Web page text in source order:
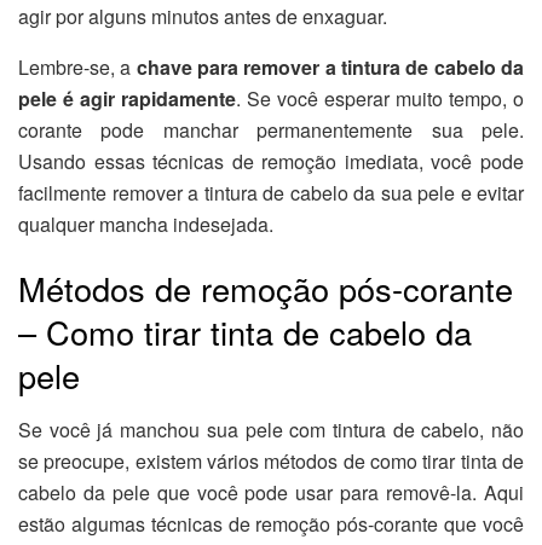
agir por alguns minutos antes de enxaguar.
Lembre-se, a chave para remover a tintura de cabelo da
pele é agir rapidamente. Se você esperar muito tempo, o
corante pode manchar permanentemente sua pele.
Usando essas técnicas de remoção imediata, você pode
facilmente remover a tintura de cabelo da sua pele e evitar
qualquer mancha indesejada.
Métodos de remoção pós-corante
– Como tirar tinta de cabelo da
pele
Se você já manchou sua pele com tintura de cabelo, não
se preocupe, existem vários métodos de como tirar tinta de
cabelo da pele que você pode usar para removê-la. Aqui
estão algumas técnicas de remoção pós-corante que você